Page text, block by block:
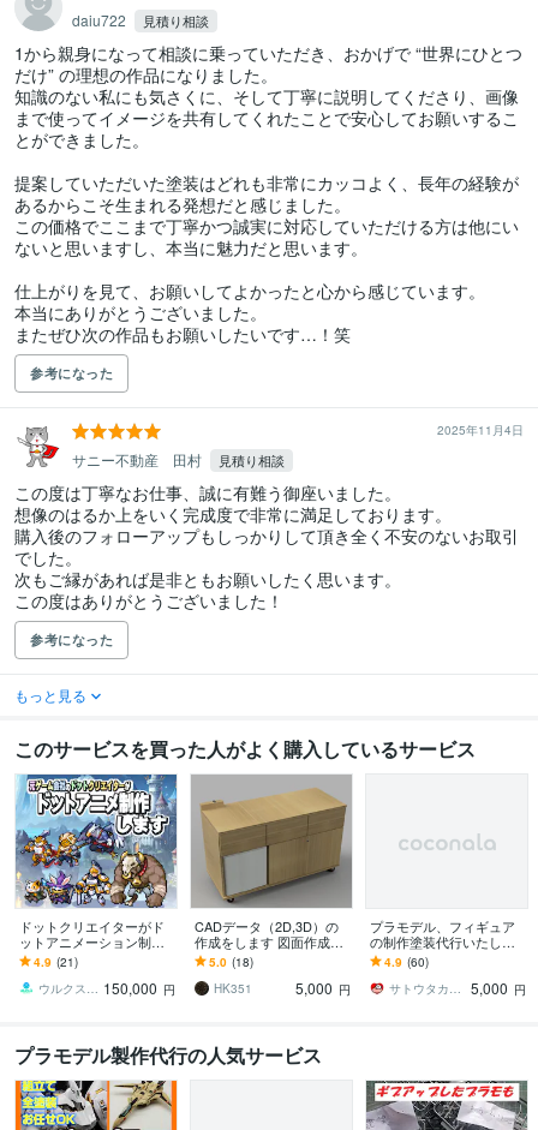
daiu722 見積り相談
1から親身になって相談に乗っていただき、おかげで “世界にひとつ
だけ” の理想の作品になりました。
知識のない私にも気さくに、そして丁寧に説明してくださり、画像
まで使ってイメージを共有してくれたことで安心してお願いするこ
とができました。
提案していただいた塗装はどれも非常にカッコよく、長年の経験が
あるからこそ生まれる発想だと感じました。
この価格でここまで丁寧かつ誠実に対応していただける方は他にい
ないと思いますし、本当に魅力だと思います。
仕上がりを見て、お願いしてよかったと心から感じています。
本当にありがとうございました。
またぜひ次の作品もお願いしたいです…！笑
参考になった
2025年11月4日
サニー不動産 田村 見積り相談
この度は丁寧なお仕事、誠に有難う御座いました。
想像のはるか上をいく完成度で非常に満足しております。
購入後のフォローアップもしっかりして頂き全く不安のないお取引
でした。
次もご縁があれば是非ともお願いしたく思います。
この度はありがとうございました！
参考になった
もっと見る
このサービスを買った人がよく購入しているサービス
ドットクリエイターがド
ットアニメーション制作
します ハイクオリティな
ドットアニメーション＆
ドット絵を制作
4.9 (21)
ウルクスデザイン 武田一佐 150,000 円
CADデータ（2D,3D）の
作成をします 図面作成、
造形、レーザー彫刻対応
5.0 (18)
HK351
5,000 円
プラモデル、フィギュア
の制作塗装代行いたしま
す 積みプラ、フィギュア
はございませんか？
4.9 (60)
サトウタカミツ
5,000 円
プラモデル製作代行の人気サービス